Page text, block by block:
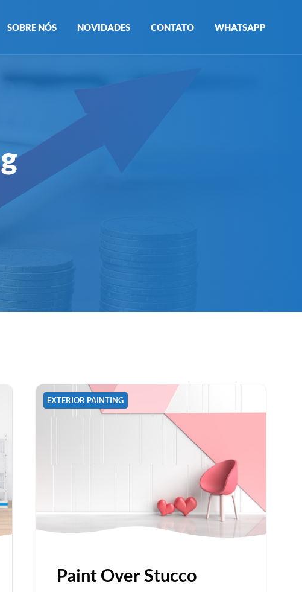
SOBRE NÓS NOVIDADES CONTATO WHATSAPP
EXTERIOR PAINTING
Paint Over Stucco